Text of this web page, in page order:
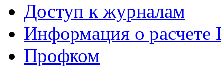
Доступ к журналам
Информация о
Профком